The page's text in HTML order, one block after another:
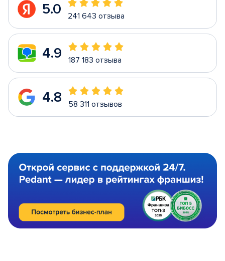
5.0 241 643 отзыва
4.9 187 183 отзыва
4.8 58 311 отзывов